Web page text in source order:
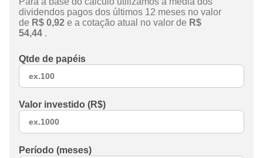
dividendos pagos dos últimos 12 meses no valor
de R$ 0,92 e a cotação atual no valor de R$
54,44 .
Qtde de papéis
Valor investido (R$)
Período (meses)